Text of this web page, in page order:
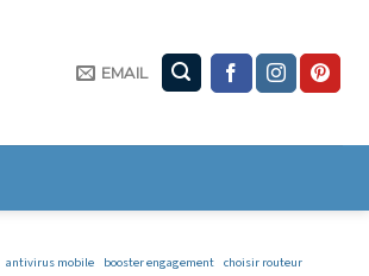
EMAIL
antivirus mobile booster engagement choisir routeur